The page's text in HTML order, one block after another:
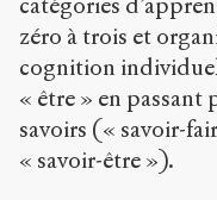
zéro à trois et
cognition
« être » en passant
savoirs (« savoir-
« savoir-être »).